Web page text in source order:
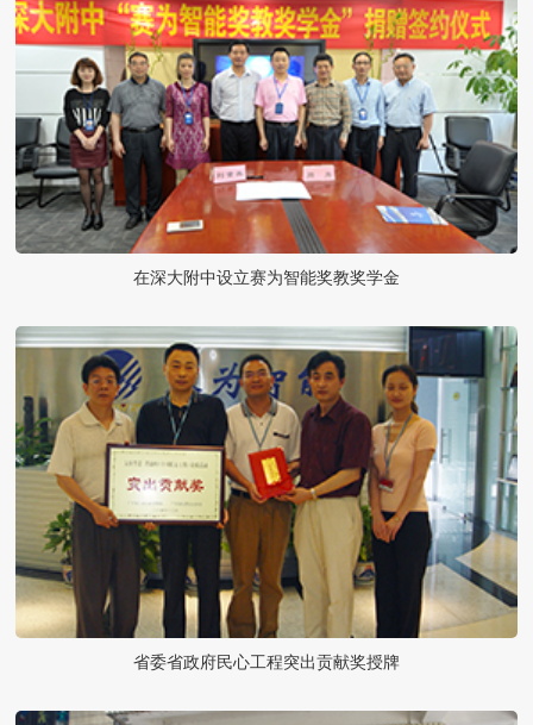
在深大附中设立赛为智能奖教奖学金
省委省政府民心工程突出贡献奖授牌